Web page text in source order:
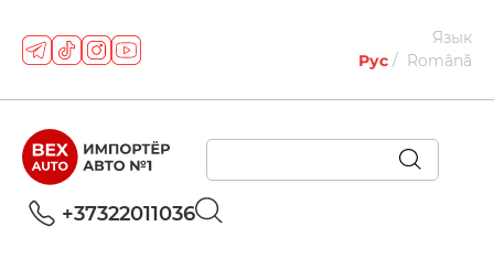
Язык
Рус
Română
+37322011036